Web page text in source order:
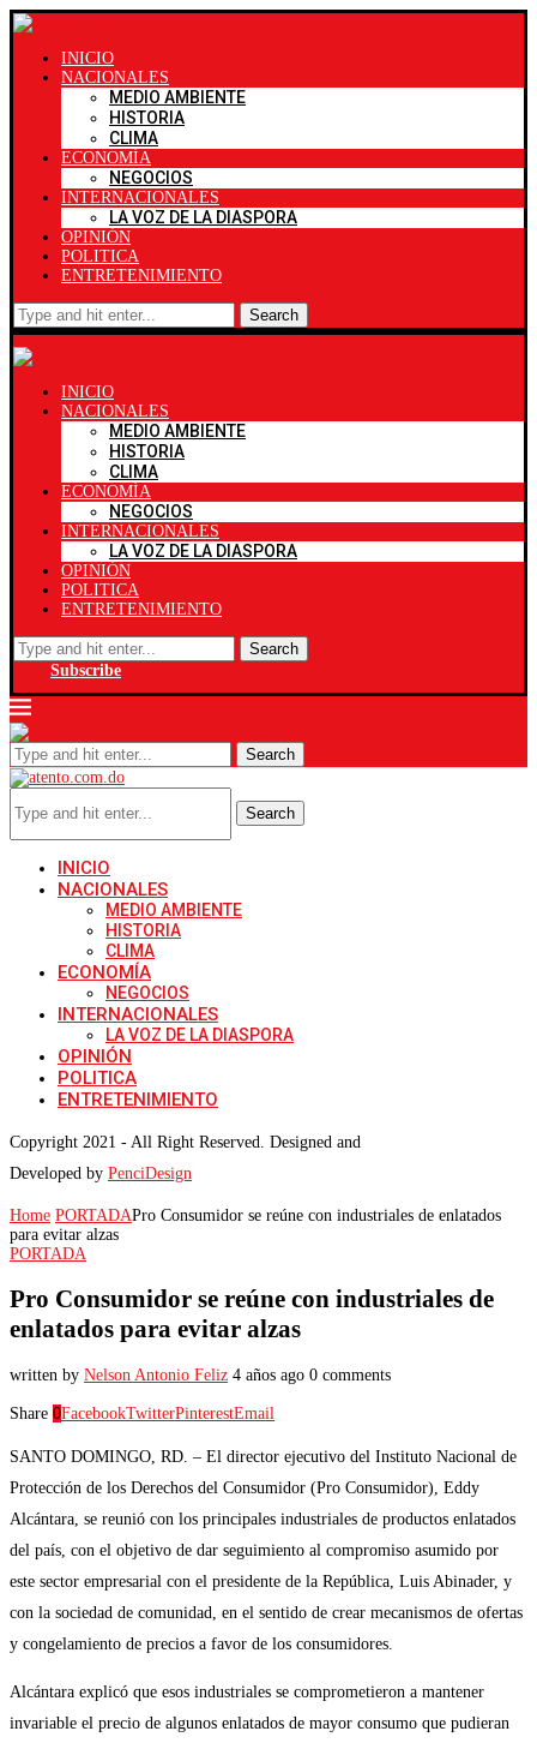
INICIO
NACIONALES
MEDIO AMBIENTE
HISTORIA
CLIMA
ECONOMÍA
NEGOCIOS
INTERNACIONALES
LA VOZ DE LA DIASPORA
OPINIÓN
POLITICA
ENTRETENIMIENTO
Search
INICIO
NACIONALES
MEDIO AMBIENTE
HISTORIA
CLIMA
ECONOMÍA
NEGOCIOS
INTERNACIONALES
LA VOZ DE LA DIASPORA
OPINIÓN
POLITICA
ENTRETENIMIENTO
Search
Subscribe
Search
Search
INICIO
NACIONALES
MEDIO AMBIENTE
HISTORIA
CLIMA
ECONOMÍA
NEGOCIOS
INTERNACIONALES
LA VOZ DE LA DIASPORA
OPINIÓN
POLITICA
ENTRETENIMIENTO
Copyright 2021 - All Right Reserved. Designed and
Developed by PenciDesign
Home PORTADAPro Consumidor se reúne con industriales de enlatados
para evitar alzas
PORTADA
Pro Consumidor se reúne con industriales de
enlatados para evitar alzas
written by Nelson Antonio Feliz 4 años ago 0 comments
Share 0FacebookTwitterPinterestEmail
SANTO DOMINGO, RD. – El director ejecutivo del Instituto Nacional de
Protección de los Derechos del Consumidor (Pro Consumidor), Eddy
Alcántara, se reunió con los principales industriales de productos enlatados
del país, con el objetivo de dar seguimiento al compromiso asumido por
este sector empresarial con el presidente de la República, Luis Abinader, y
con la sociedad de comunidad, en el sentido de crear mecanismos de ofertas
y congelamiento de precios a favor de los consumidores.
Alcántara explicó que esos industriales se comprometieron a mantener
invariable el precio de algunos enlatados de mayor consumo que pudieran